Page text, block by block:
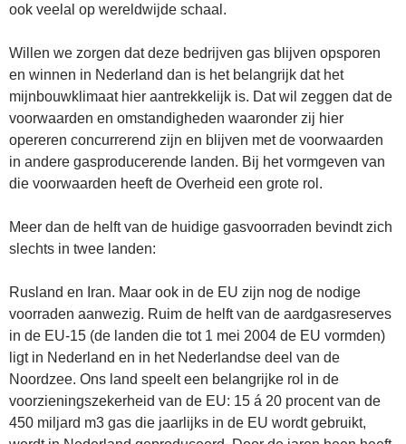
ook veelal op wereldwijde schaal.
Willen we zorgen dat deze bedrijven gas blijven opsporen
en winnen in Nederland dan is het belangrijk dat het
mijnbouwklimaat hier aantrekkelijk is. Dat wil zeggen dat de
voorwaarden en omstandigheden waaronder zij hier
opereren concurrerend zijn en blijven met de voorwaarden
in andere gasproducerende landen. Bij het vormgeven van
die voorwaarden heeft de Overheid een grote rol.
Meer dan de helft van de huidige gasvoorraden bevindt zich
slechts in twee landen:
Rusland en Iran. Maar ook in de EU zijn nog de nodige
voorraden aanwezig. Ruim de helft van de aardgasreserves
in de EU-15 (de landen die tot 1 mei 2004 de EU vormden)
ligt in Nederland en in het Nederlandse deel van de
Noordzee. Ons land speelt een belangrijke rol in de
voorzieningszekerheid van de EU: 15 á 20 procent van de
450 miljard m3 gas die jaarlijks in de EU wordt gebruikt,